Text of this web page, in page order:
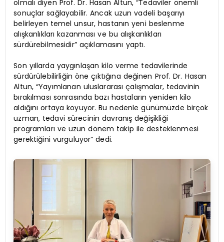
olmalı diyen Prof. Dr. Hasan Altun, “Tedaviler önemli
sonuçlar sağlayabilir. Ancak uzun vadeli başarıyı
belirleyen temel unsur, hastanın yeni beslenme
alışkanlıkları kazanması ve bu alışkanlıkları
sürdürebilmesidir” açıklamasını yaptı.
Son yıllarda yaygınlaşan kilo verme tedavilerinde
sürdürülebilirliğin öne çıktığına değinen Prof. Dr. Hasan
Altun, “Yayımlanan uluslararası çalışmalar, tedavinin
bırakılması sonrasında bazı hastaların yeniden kilo
aldığını ortaya koyuyor. Bu nedenle günümüzde birçok
uzman, tedavi sürecinin davranış değişikliği
programları ve uzun dönem takip ile desteklenmesi
gerektiğini vurguluyor” dedi.